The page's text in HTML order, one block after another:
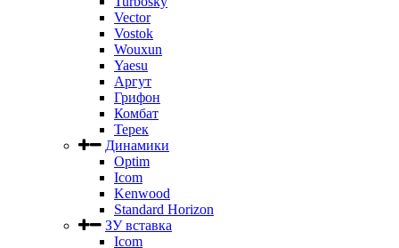
Vector
Vostok
Wouxun
Yaesu
Аргут
Грифон
Комбат
Терек
Динамики
Optim
Icom
Kenwood
Standard Horizon
ЗУ вставка
Icom